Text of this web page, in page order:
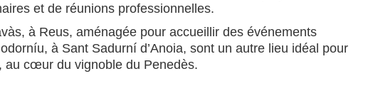
et de réunions professionnelles.
à Reus, aménagée pour accueillir des événements
à Sant Sadurní d’Anoia, sont un autre lieu idéal pour
au cœur du vignoble du Penedès.